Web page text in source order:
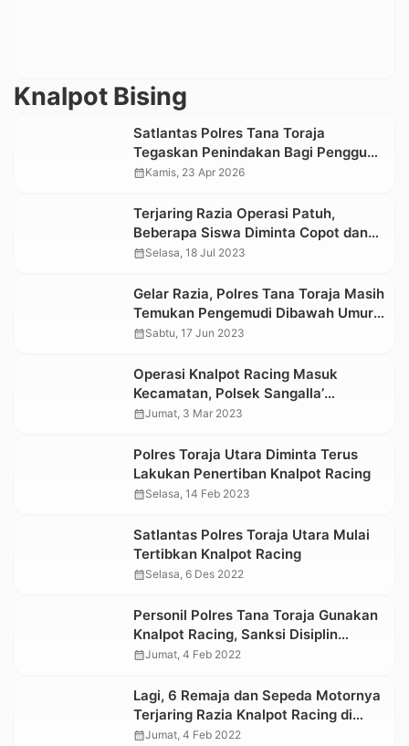
Knalpot Bising
Satlantas Polres Tana Toraja
Tegaskan Penindakan Bagi Pengguna
Knalpot Brong
calendar_monthKamis, 23 Apr 2026
Terjaring Razia Operasi Patuh,
Beberapa Siswa Diminta Copot dan
Hancurkan Sendiri Knalpot Racingnya
calendar_monthSelasa, 18 Jul 2023
Gelar Razia, Polres Tana Toraja Masih
Temukan Pengemudi Dibawah Umur
Gunakan Knalpot Racing
calendar_monthSabtu, 17 Jun 2023
Operasi Knalpot Racing Masuk
Kecamatan, Polsek Sangalla’
Amankan 6 Motor
calendar_monthJumat, 3 Mar 2023
Polres Toraja Utara Diminta Terus
Lakukan Penertiban Knalpot Racing
calendar_monthSelasa, 14 Feb 2023
Satlantas Polres Toraja Utara Mulai
Tertibkan Knalpot Racing
calendar_monthSelasa, 6 Des 2022
Personil Polres Tana Toraja Gunakan
Knalpot Racing, Sanksi Disiplin
Menanti
calendar_monthJumat, 4 Feb 2022
Lagi, 6 Remaja dan Sepeda Motornya
Terjaring Razia Knalpot Racing di
Makale
calendar_monthJumat, 4 Feb 2022